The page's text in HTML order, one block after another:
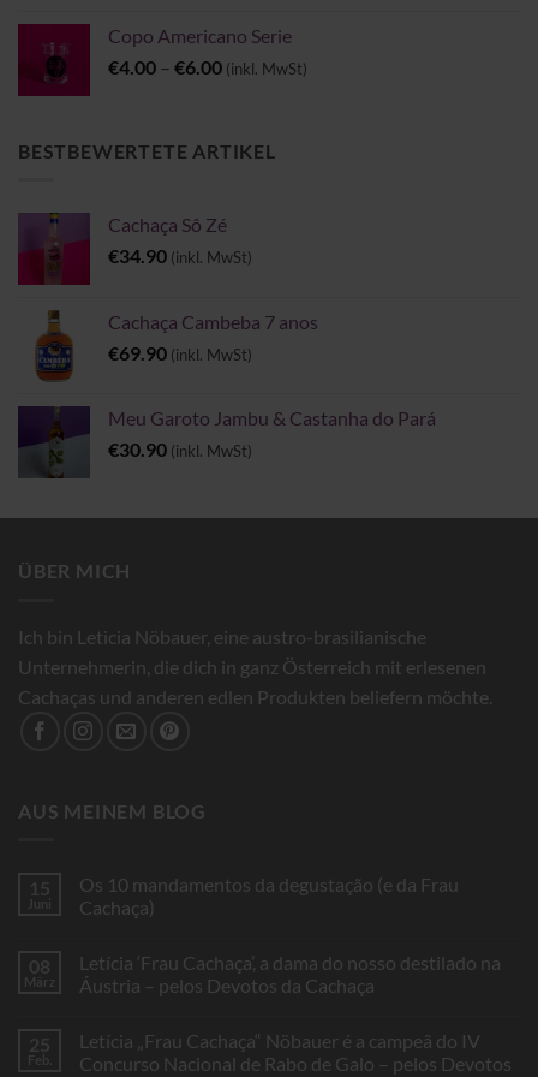
Copo Americano Serie
€4.00 – €6.00Preisspanne:
€6.00
(inkl. MwSt)
BESTBEWERTETE ARTIKEL
Cachaça Sô Zé
€34.90 (inkl. MwSt)
Cachaça Cambeba 7 anos
€69.90 (inkl. MwSt)
Meu Garoto Jambu & Castanha do Pará
€30.90 (inkl. MwSt)
ÜBER MICH
Ich bin Leticia Nöbauer, eine austro-brasilianische
Unternehmerin, die dich in ganz Österreich mit erlesenen
Cachaças und anderen edlen Produkten beliefern möchte.
AUS MEINEM BLOG
15
Juni
Os 10 mandamentos da degustação (e da Frau
Cachaça)
Os
10
degustação
(e
da
08
März
Letícia ‘Frau Cachaça’, a dama do nosso destilado na
Áustria – pelos Devotos da Cachaça
Letícia
‘Frau
25
Feb.
Letícia „Frau Cachaça“ Nöbauer é a campeã do IV
Concurso Nacional de Rabo de Galo – pelos Devotos